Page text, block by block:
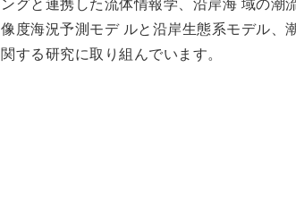
ングと連携した流体情報学、沿岸海 域の潮
像度海況予測モデ ルと沿岸生態系モデル、
関する研究に取り組んでいます。